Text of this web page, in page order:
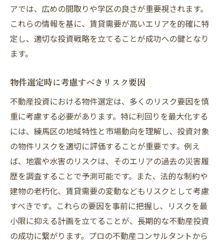
アでは、広めの間取りや学区の良さが重要視されます。
これらの情報を基に、賃貸需要が高いエリアを的確に特
定し、適切な投資戦略を立てることが成功への鍵となり
ます。
物件選定時に考慮すべきリスク要因
不動産投資における物件選定は、多くのリスク要因を慎
重に考慮する必要があります。特に利回りを最大化する
には、練馬区の地域特性と市場動向を理解し、投資対象
の物件リスクを適切に評価することが重要です。例え
ば、地震や水害のリスクは、そのエリアの過去の災害履
歴を調査することで予測可能です。また、法的な制約や
建物の老朽化、賃貸需要の変動などもリスクとして考慮
すべきです。これらの要因を事前に把握し、リスクを最
小限に抑える計画を立てることが、長期的な不動産投資
の成功に繋がります。プロの不動産コンサルタントから